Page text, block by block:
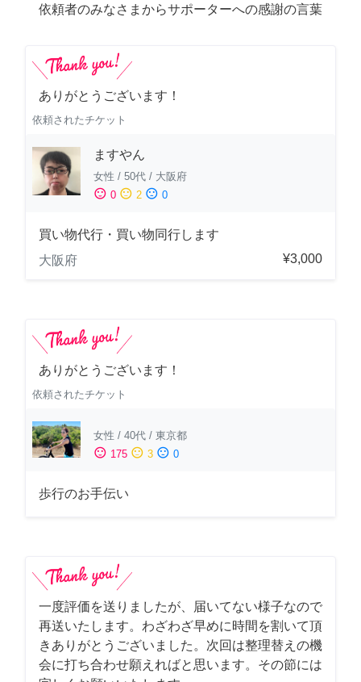
依頼者のみなさまからサポーターへの感謝の言葉
ありがとうございます！
依頼されたチケット
ますやん
女性 / 50代 / 大阪府
sentiment_satisfied 0 sentiment_neutral 2 sentiment_dissatisfied 0
買い物代行・買い物同行します
大阪府
¥3,000
ありがとうございます！
依頼されたチケット
女性 / 40代 / 東京都
sentiment_satisfied 175 sentiment_neutral 3 sentiment_dissatisfied 0
歩行のお手伝い
一度評価を送りましたが、届いてない様子なので
再送いたします。わざわざ早めに時間を割いて頂
きありがとうございました。次回は整理替えの機
会に打ち合わせ願えればと思います。その節には